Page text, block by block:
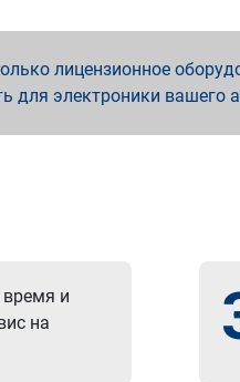
лицензионное
для электроники вашего
и
на